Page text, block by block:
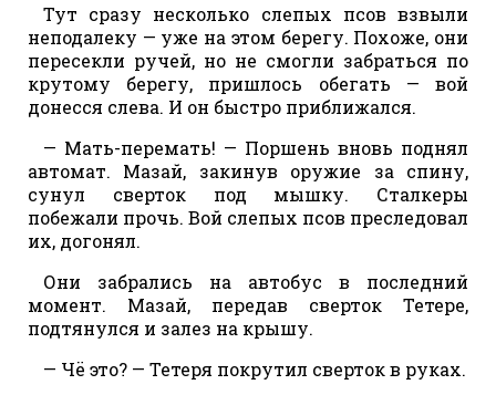
Тут сразу несколько слепых псов взвыли
неподалеку — уже на этом берегу. Похоже, они
пересекли ручей, но не смогли забраться по
крутому берегу, пришлось обегать — вой
донесся слева. И он быстро приближался.
— Мать-перемать! — Поршень вновь поднял
автомат. Мазай, закинув оружие за спину,
сунул сверток под мышку. Сталкеры
побежали прочь. Вой слепых псов преследовал
их, догонял.
Они забрались на автобус в последний
момент. Мазай, передав сверток Тетере,
подтянулся и залез на крышу.
— Чё это? — Тетеря покрутил сверток в руках.